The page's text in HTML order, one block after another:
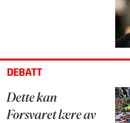
DEBATT
Dette kan
Forsvaret lære av